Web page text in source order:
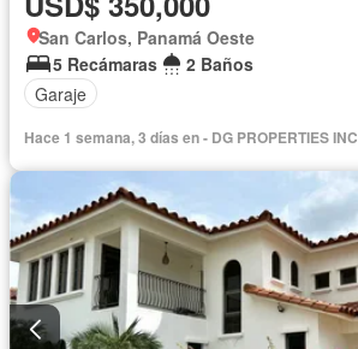
San Carlos, Panamá Oeste
5 Recámaras
2 Baños
Garaje
Hace 1 semana, 3 días en - DG PROPERTIES INC